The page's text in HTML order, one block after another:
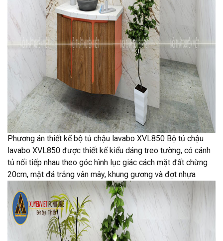
Phương án thiết kế bộ tủ chậu lavabo XVL850 Bộ tủ chậu
lavabo XVL850 được thiết kế kiểu dáng treo tường, có cánh
tủ nối tiếp nhau theo góc hình lục giác cách mặt đất chừng
20cm, mặt đá trắng vân mây, khung gương và đợt nhựa